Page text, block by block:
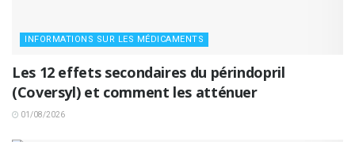
INFORMATIONS SUR LES MÉDICAMENTS
Les 12 effets secondaires du périndopril
(Coversyl) et comment les atténuer
01/08/2026